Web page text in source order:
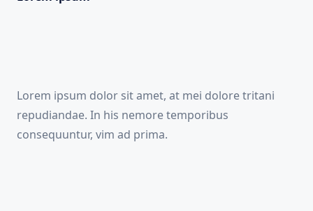
Lorem ipsum dolor sit amet, at mei dolore tritani
repudiandae. In his nemore temporibus
consequuntur, vim ad prima.